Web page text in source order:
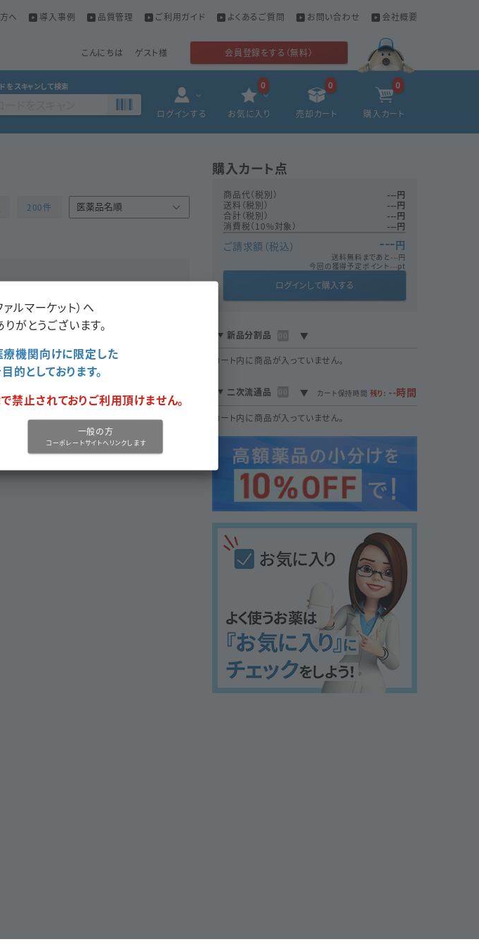
へ 導入事例 品質管理 ご利用ガイド よくあるご質問 お問い合わせ 会社概要
こんにちは ゲスト様 会員登録をする（無料）
をスキャンして検索
ログインする お気に入り
0
売却カート
0
購入カート
0
200件
探す
購入カート点
商品代（税別） ---円
送料（税別）
---円
合計（税別）
---円
消費税（10%対象）
---円
ご請求額（税込） ---円
送料無料まであと---円
今回の獲得予定ポイント---pt
ログインして購入する
新品分割品
カート内に商品が入っていません。
二次流通品 カート保持時間 残り: --時間
カート内に商品が入っていません。
ルマーケット）へ
がとうございます。
療機関向けに限定した
的としております。
止されておりご利用頂けません。
一般の方